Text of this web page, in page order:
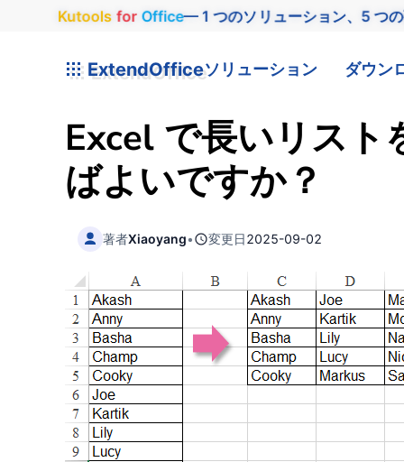
Kutools for Office— 1 つのソリューション、5 つの
ExtendOfficeソリューション ダウン
Excel で長いリスト
ばよいですか？
著者Xiaoyang• 変更日2025-09-02